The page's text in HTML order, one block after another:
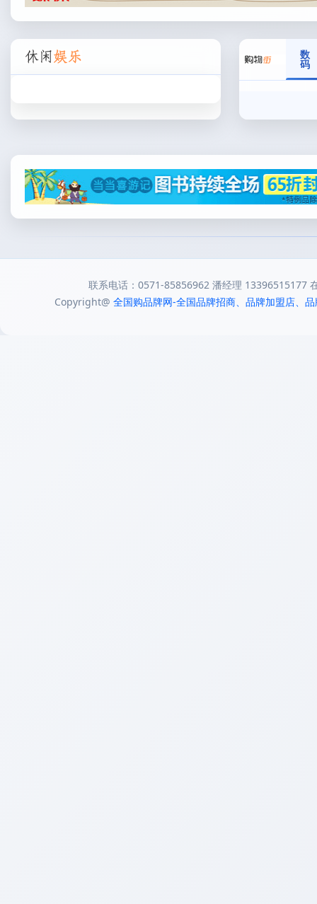
数
码
联系电话：0571-85856962 潘经理 13396515177
Copyright@ 全国购品牌网-全国品牌招商、品牌加盟店、